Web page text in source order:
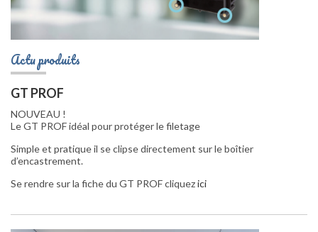
Actu produits
GT PROF
NOUVEAU !
Le GT PROF idéal pour protéger le filetage
Simple et pratique il se clipse directement sur le boîtier
d’encastrement.
Se rendre sur la fiche du GT PROF cliquezici